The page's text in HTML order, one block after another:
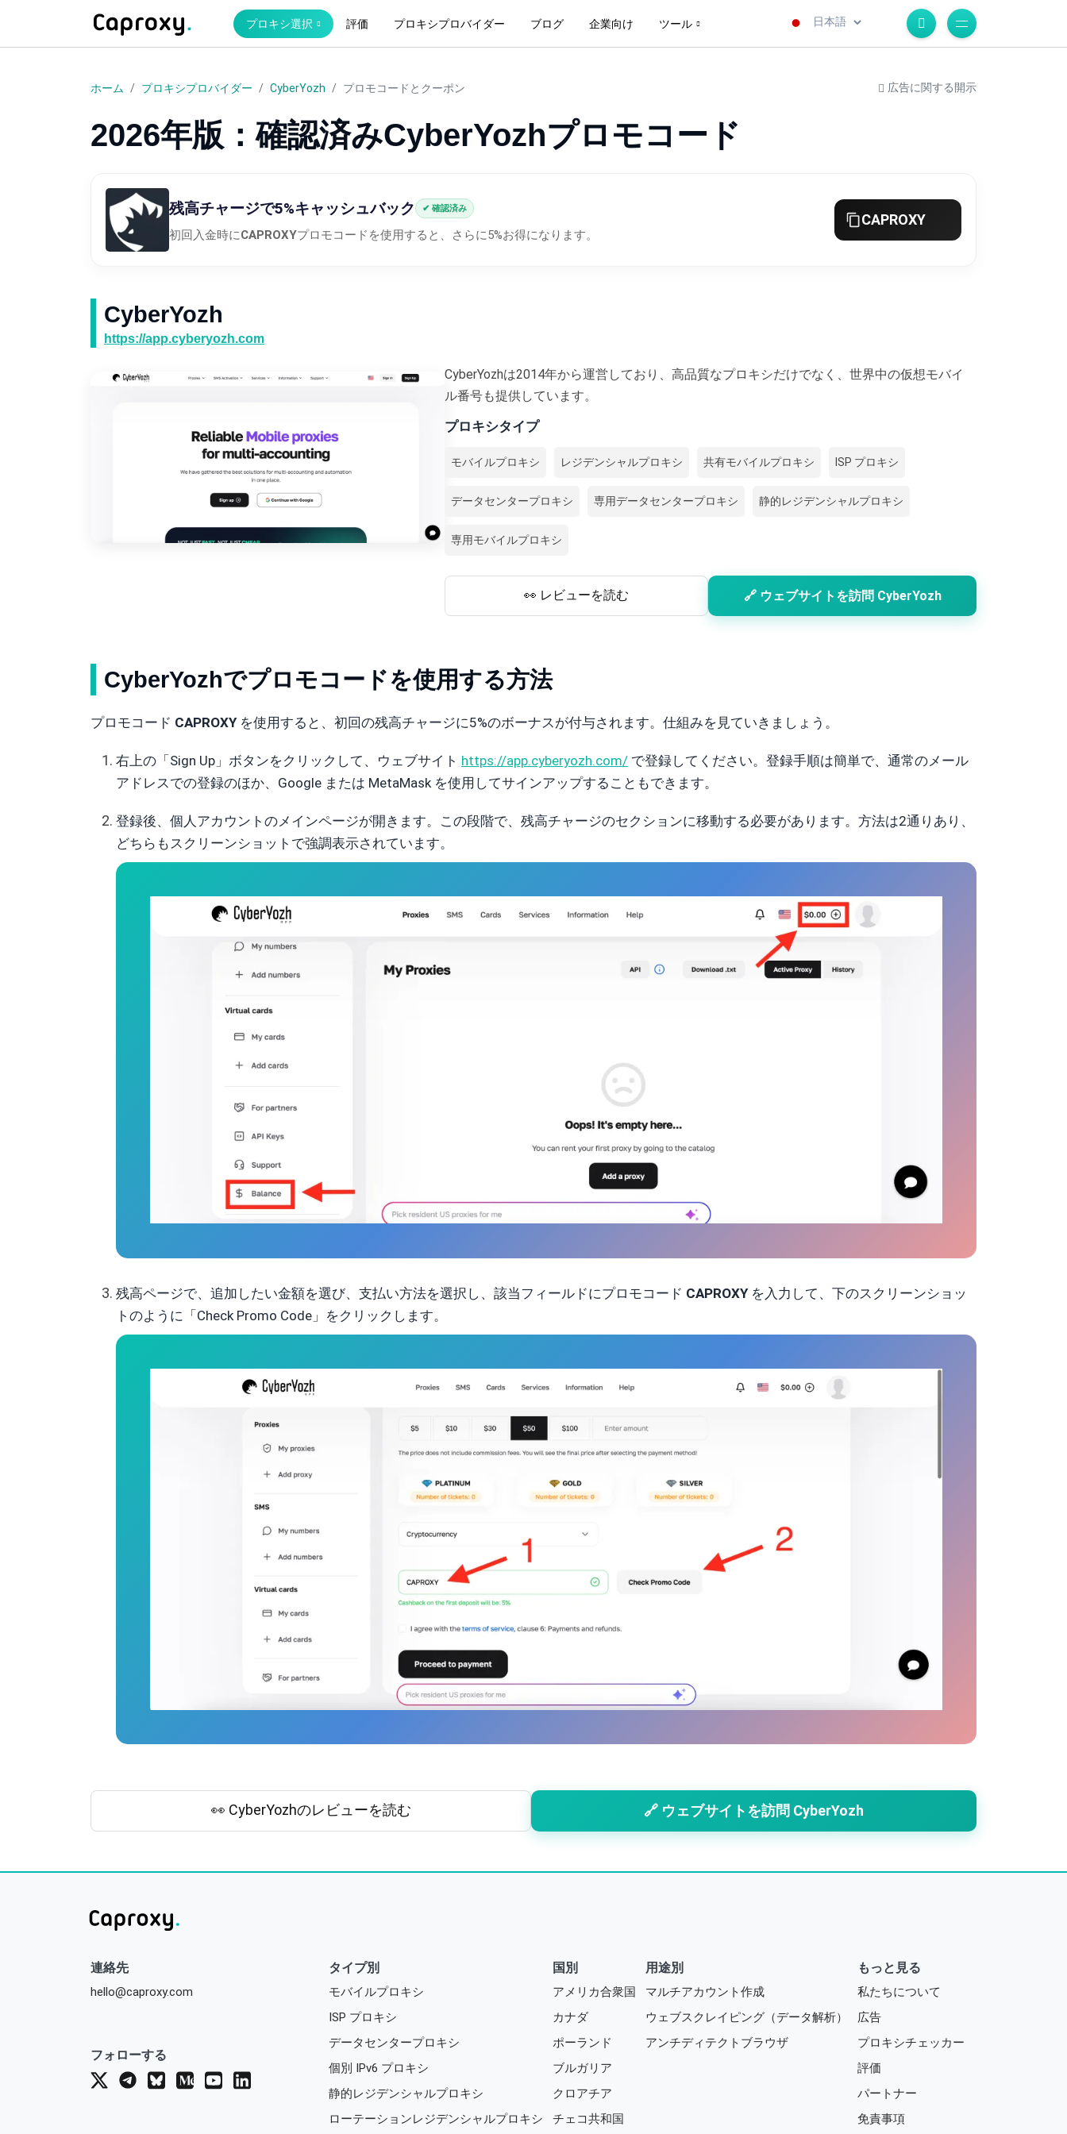
プロキシ選択 評価 プロキシプロバイダー ブログ 企業向け ツール
ホーム プロキシプロバイダー CyberYozh プロモコードとクーポン 広告に関する開示
2026年版：確認済みCyberYozhプロモコード
残高チャージで5%キャッシュバック ✔ 確認済み
初回入金時にCAPROXYプロモコードを使用すると、さらに5%お得になります。
CAPROXY
CyberYozh
https://app.cyberyozh.com
CyberYozhは2014年から運営しており、高品質なプロキシだけでなく、世界中の仮想モバイ
ル番号も提供しています。
プロキシタイプ
モバイルプロキシ レジデンシャルプロキシ 共有モバイルプロキシ ISP プロキシ
データセンタープロキシ 専用データセンタープロキシ 静的レジデンシャルプロキシ
専用モバイルプロキシ
👀 レビューを読む 🔗 ウェブサイトを訪問 CyberYozh
CyberYozhでプロモコードを使用する方法
プロモコード CAPROXYを使用すると、初回の残高チャージに5%のボーナスが付与されます。仕組みを見ていきましょう。
右上の「Sign Up」ボタンをクリックして、ウェブサイト https://app.cyberyozh.com/ で登録してください。登録手順は簡単で、通常のメール
アドレスでの登録のほか、Google または MetaMask を使用してサインアップすることもできます。
登録後、個人アカウントのメインページが開きます。この段階で、残高チャージのセクションに移動する必要があります。方法は2通りあり、
どちらもスクリーンショットで強調表示されています。
残高ページで、追加したい金額を選び、支払い方法を選択し、該当フィールドにプロモコード CAPROXYを入力して、下のスクリーンショッ
トのように「Check Promo Code」をクリックします。
👀 CyberYozhのレビューを読む 🔗 ウェブサイトを訪問 CyberYozh
連絡先
hello@caproxy.com
フォローする
タイプ別
モバイルプロキシ
ISP プロキシ
データセンタープロキシ
個別 IPv6 プロキシ
静的レジデンシャルプロキシ
ローテーションレジデンシャルプロキシ
国別
アメリカ合衆国
カナダ
ポーランド
ブルガリア
クロアチア
チェコ共和国
用途別
マルチアカウント作成
ウェブスクレイピング（データ解析）
アンチディテクトブラウザ
もっと見る
私たちについて
広告
プロキシチェッカー
評価
パートナー
免責事項